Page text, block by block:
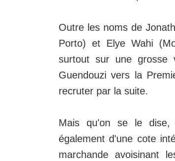
Outre les noms de
Porto) et Elye Wahi
surtout sur une grosse
Guendouzi vers la
recruter par la suite.
Mais qu'on se le dise,
également d'une cote
marchande avoisinant